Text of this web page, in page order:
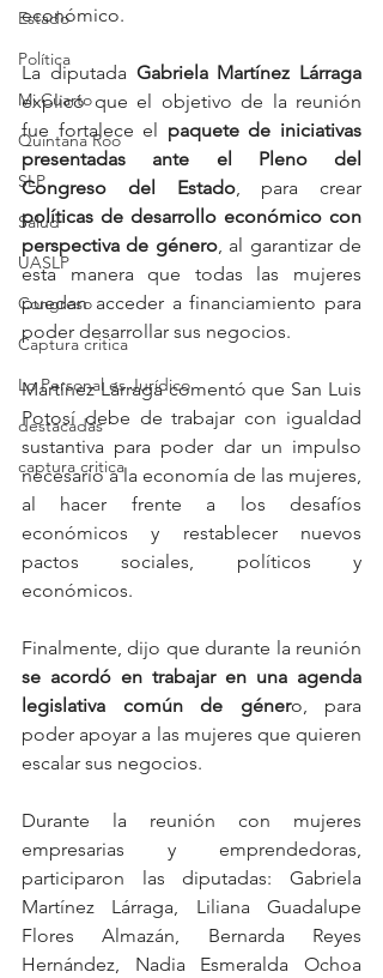
Estado
Política
Mi Cuarto
Quintana Roo
SLP
Salud
UASLP
Congreso
Captura critica
Lo Personal es Jurídico
destacadas
captura critica
económico.
La diputada Gabriela Martínez Lárraga
explicó que el objetivo de la reunión
fue fortalece el paquete de iniciativas
presentadas ante el Pleno del
Congreso del Estado
políticas de desarrollo económico con
perspectiva de género, al garantizar de
esta manera que todas las mujeres
puedan acceder a financiamiento para
poder desarrollar sus negocios.
Martínez Lárraga comentó que San Luis
Potosí debe de trabajar con igualdad
sustantiva para poder dar un impulso
necesario a la economía de las mujeres,
al hacer frente a los desafíos
económicos y restablecer nuevos
pactos sociales, políticos y
económicos.
se acordó en trabajar en una agenda
legislativa común de género, para
poder apoyar a las mujeres que quieren
escalar sus negocios.
Durante la reunión con mujeres
empresarias y emprendedoras,
participaron las diputadas: Gabriela
Martínez Lárraga, Liliana Guadalupe
Flores Almazán, Bernarda Reyes
Hernández, Nadia Esmeralda Ochoa